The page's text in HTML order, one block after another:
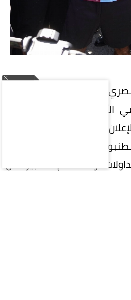
محمد صلاح إلى طرابزون
الرياضية والمالية
عن الصفقة على سهم
بارتفاع محدود بلغ نحو
والاهتمام الكبير من